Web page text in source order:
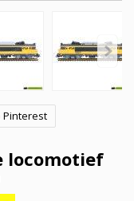
Pinterest
locomotief